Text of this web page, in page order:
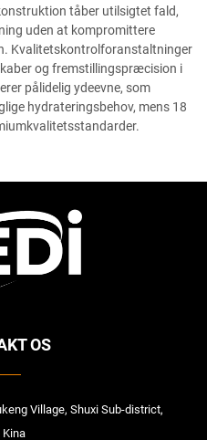
tåber utilsigtet fald,
uden at kompromittere
Kvalitetskontrolforanstaltninger
og fremstillingspræcision i
pålidelig ydeevne, som
hydrateringsbehov, mens 18
OS
Village, Shuxi Sub-district,
Kina